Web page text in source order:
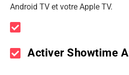
Android TV et votre Apple TV.
Activer Showtime